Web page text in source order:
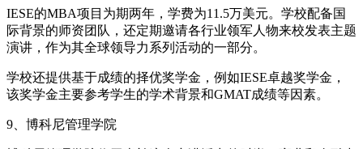
IESE的MBA项目为期两年，学费为11.5万美元。学校配备国
际背景的师资团队，还定期邀请各行业领军人物来校发表主题
演讲，作为其全球领导力系列活动的一部分。
学校还提供基于成绩的择优奖学金，例如IESE卓越奖学金，
该奖学金主要参考学生的学术背景和GMAT成绩等因素。
9、博科尼管理学院